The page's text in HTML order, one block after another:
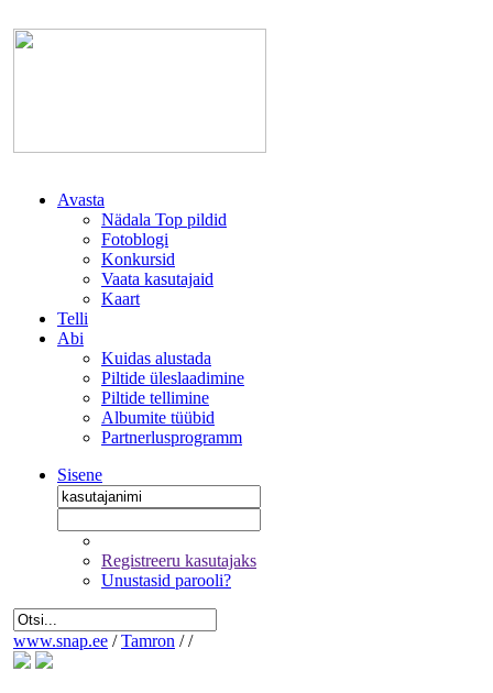
Avasta
Nädala Top pildid
Fotoblogi
Konkursid
Vaata kasutajaid
Kaart
Telli
Abi
Kuidas alustada
Piltide üleslaadimine
Piltide tellimine
Albumite tüübid
Partnerlusprogramm
Sisene
Registreeru kasutajaks
Unustasid parooli?
www.snap.ee / Tamron / /